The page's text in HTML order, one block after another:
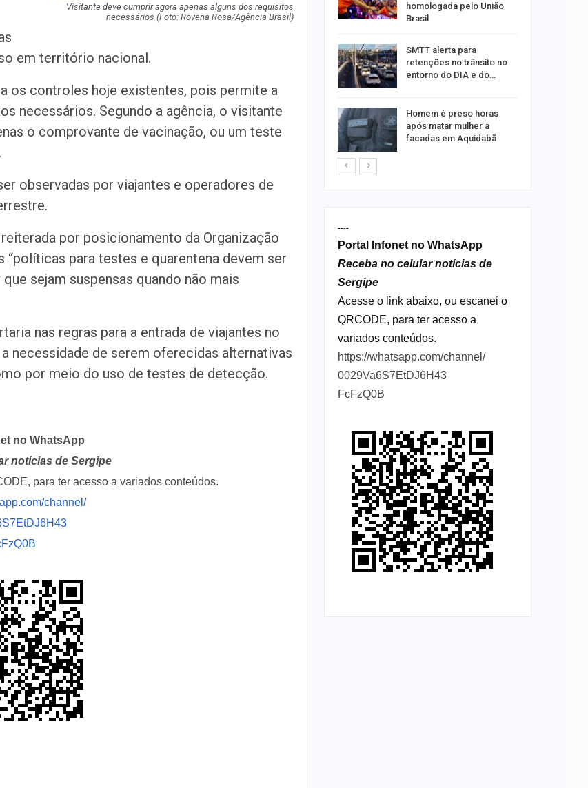
Visitante deve cumprir agora apenas alguns dos requisitos
necessários (Foto: Rovena Rosa/Agência Brasil)
em território nacional.
os controles hoje existentes, pois permite a
necessários. Segundo a agência, o visitante
o comprovante de vacinação, ou um teste
observadas por viajantes e operadores de
por posicionamento da Organização
“políticas para testes e quarentena devem ser
sejam suspensas quando não mais
nas regras para a entrada de viajantes no
necessidade de serem oferecidas alternativas
por meio do uso de testes de detecção.
no WhatsApp
notícias de Sergipe
para ter acesso a variados conteúdos.
channel/
robótica no mês dos…
PF investiga suspeito de
obtenção irregular do
registro de arma de…
homologada pelo União
Brasil
SMTT alerta para
retenções no trânsito no
entorno do DIA e do…
Homem é preso horas
após matar mulher a
facadas em Aquidabã
----
Portal Infonet no WhatsApp
Receba no celular notícias de
Sergipe
Acesse o link abaixo, ou escanei o
QRCODE, para ter acesso a
variados conteúdos.
https://whatsapp.com/channel/
0029Va6S7EtDJ6H43
FcFzQ0B